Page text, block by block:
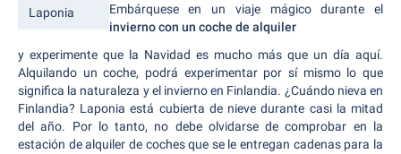
Laponia
Embárquese en un viaje mágico durante el
invierno con un coche de alquiler
y experimente que la Navidad es mucho más que un día aquí.
Alquilando un coche, podrá experimentar por sí mismo lo que
significa la naturaleza y el invierno en Finlandia. ¿Cuándo nieva en
Finlandia? Laponia está cubierta de nieve durante casi la mitad
del año. Por lo tanto, no debe olvidarse de comprobar en la
estación de alquiler de coches que se le entregan cadenas para la